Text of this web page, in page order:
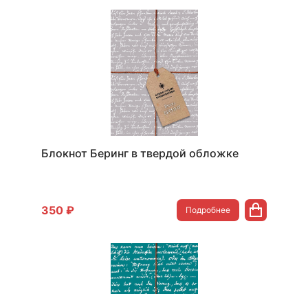
Блокнот Беринг в твердой обложке
350 ₽ Подробнее